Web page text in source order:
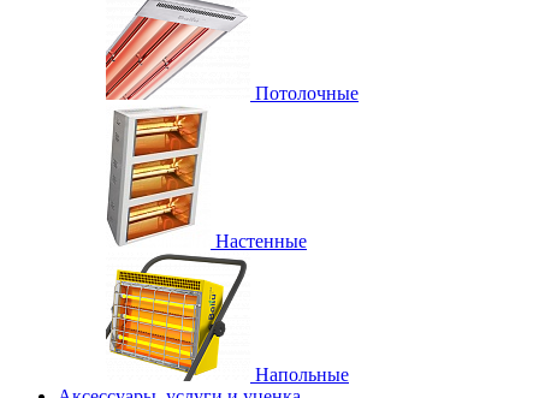
Потолочные
Настенные
Напольные